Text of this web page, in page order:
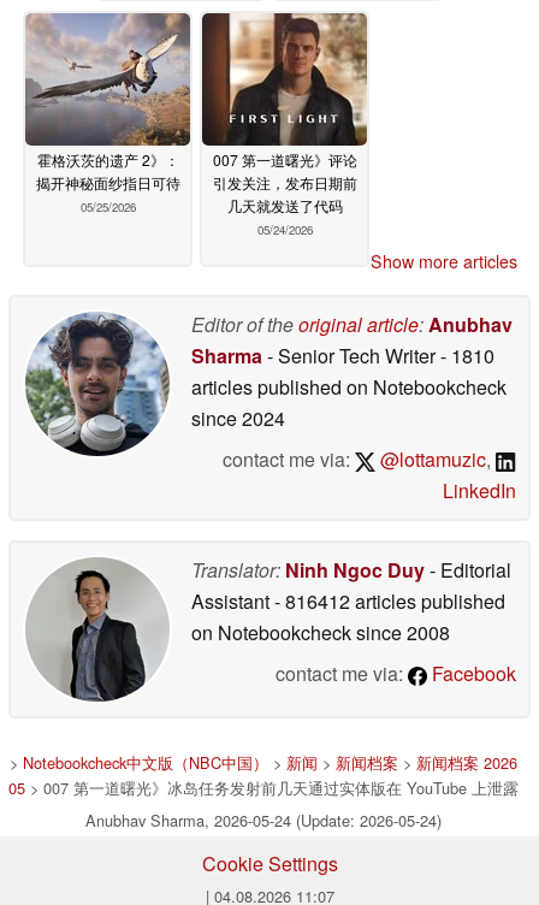
霍格沃茨的遗产 2》：
揭开神秘面纱指日可待
05/25/2026
007 第一道曙光》评论
引发关注，发布日期前
几天就发送了代码
05/24/2026
Show more articles
Editor of theoriginal article:Anubhav
Sharma- Senior Tech Writer- 1810
articles published on Notebookcheck
since 2024
contact me via:
@lottamuzic,
LinkedIn
Translator: Ninh Ngoc Duy- Editorial
Assistant- 816412 articles published
on Notebookchecksince 2008
contact me via:
Facebook
> Notebookcheck中文版（NBC中国） > 新闻 > 新闻档案 > 新闻档案 2026
05 > 007 第一道曙光》冰岛任务发射前几天通过实体版在 YouTube 上泄露
Anubhav Sharma, 2026-05-24 (Update: 2026-05-24)
Cookie Settings
| 04.08.2026 11:07